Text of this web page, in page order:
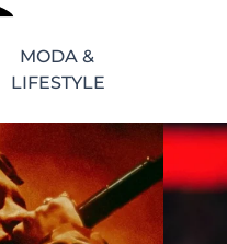
MODA &
LIFESTYLE